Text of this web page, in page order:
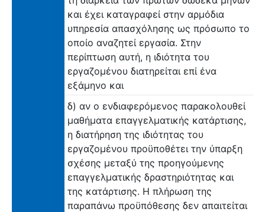
και έχει καταγραφεί στην αρμόδια
υπηρεσία απασχόλησης ως πρόσωπο το
οποίο αναζητεί εργασία. Στην
περίπτωση αυτή, η ιδιότητα του
εργαζομένου διατηρείται επί ένα
εξάμηνο και
δ) αν ο ενδιαφερόμενος παρακολουθεί
μαθήματα επαγγελματικής κατάρτισης,
η διατήρηση της ιδιότητας του
εργαζομένου προϋποθέτει την ύπαρξη
σχέσης μεταξύ της προηγούμενης
επαγγελματικής δραστηριότητας και
της κατάρτισης. Η πλήρωση της
παραπάνω προϋπόθεσης δεν απαιτείται